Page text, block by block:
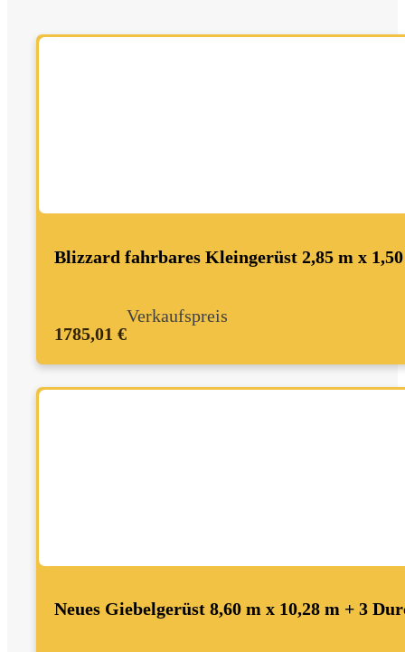
Blizzard fahrbares Kleingerüst 2,85 m x
1785,01 €
Verkaufspreis
Neues Giebelgerüst 8,60 m x 10,28 m + 3